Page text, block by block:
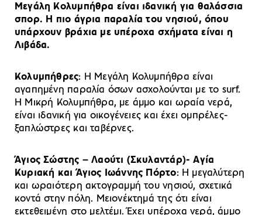
Μεγάλη Κολυμπήθρα είναι ιδανική για θαλάσσια
σπορ. Η πιο άγρια παραλία του νησιού, όπου
υπάρχουν βράχια με υπέροχα σχήματα είναι η
Λιβάδα.
Κολυμπήθρες: Η Μεγάλη Κολυμπήθρα είναι
αγαπημένη παραλία όσων ασχολούνται με το surf.
Η Μικρή Κολυμπήθρα, με άμμο και ωραία νερά,
είναι ιδανική για οικογένειες και έχει ομπρέλες-
ξαπλώστρες και ταβέρνες.
Άγιος Σώστης – Λαούτι (Σκυλαντάρ)- Αγία
Κυριακή και Άγιος Ιωάννης Πόρτο: Η μεγαλύτερη
και ωραιότερη ακτογραμμή του νησιού, σχετικά
κοντά στην πόλη. Μειονέκτημά της ότι είναι
εκτεθειμένη στο μελτέμι. Έχει υπέροχα νερά, άμμο